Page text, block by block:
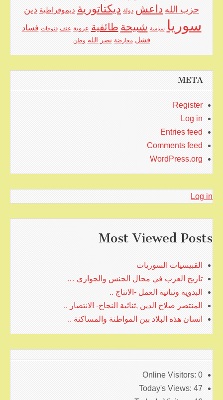
حزب الله داعش دولة ديكتاتورية ديموقراطية دين
سوريا سياسة شبيحة طائفية عروبة عنف فتوحات فساد
فشل معارضة نصر الله وطن
META
Register
Log in
Entries feed
Comments feed
WordPress.org
Log in
Most Viewed Posts
القبيسيات السوريات
تاريخ العرب في مجال الجنس والجواري …
البدوية وثنائية العمل -الانتاج ..
المنتصر صلاح الدين ,ثنائية النجاح- الانتصار ..
انسان هذه البلاد بين المواطنة والمساكنة ..
Online Visitors: 0
Today's Views: 47